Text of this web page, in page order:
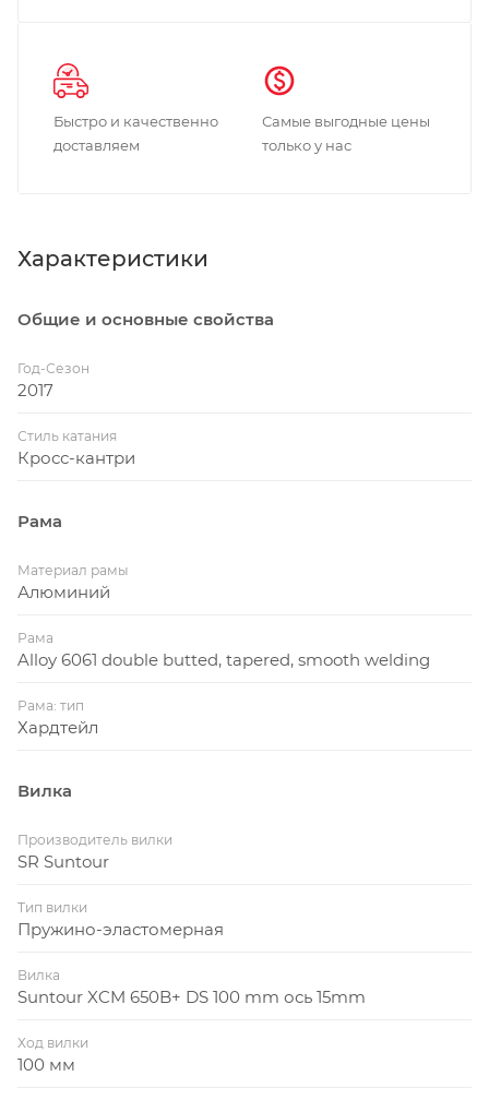
Быстро и качественно
доставляем
Самые выгодные цены
только у нас
Характеристики
Общие и основные свойства
Год-Сезон
2017
Стиль катания
Кросс-кантри
Рама
Материал рамы
Алюминий
Рама
Alloy 6061 double butted, tapered, smooth welding
Рама: тип
Хардтейл
Вилка
Производитель вилки
SR Suntour
Тип вилки
Пружино-эластомерная
Вилка
Suntour XCM 650B+ DS 100 mm ось 15mm
Ход вилки
100 мм